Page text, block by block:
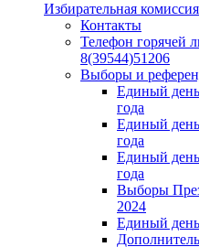
Избирательная комиссия
Контакты
Телефон горячей
8(39544)51206
Выборы и
Единый день
года
Единый день
года
Единый день
года
Выборы
2024
Единый день